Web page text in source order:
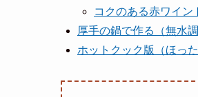
コクのある赤ワイン
厚手の鍋で作る（無水調
ホットクック版（ほった